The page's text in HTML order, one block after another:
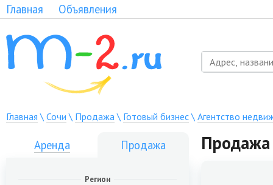
Главная Объявления
Главная \ Сочи \ Продажа\ Готовый бизнес\ Агентство
Аренда Продажа
Регион
Продажа